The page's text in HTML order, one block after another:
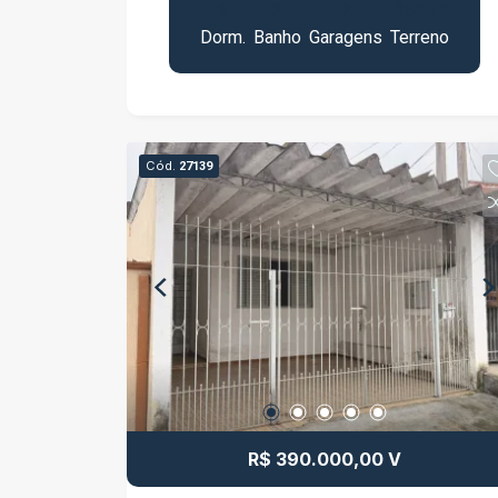
Dorm. Banho Garagens Terreno
Cód. 27139
R$ 390.000,00 V